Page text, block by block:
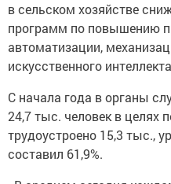
в сельском хозяйстве
программ по повышению
автоматизации,
искусственного
С начала года в органы
24,7 тыс. человек в целях
трудоустроено 15,3 тыс.,
составил 61,9%.